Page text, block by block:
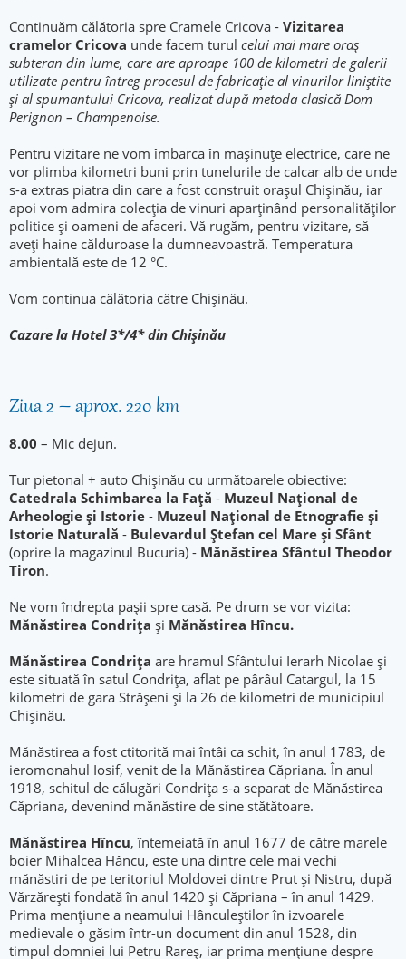
Continuăm călătoria spre Cramele Cricova - Vizitarea
cramelor Cricova unde facem turul celui mai mare oraș
subteran din lume, care are aproape 100 de kilometri de galerii
utilizate pentru întreg procesul de fabricație al vinurilor liniștite
și al spumantului Cricova, realizat după metoda clasică Dom
Perignon – Champenoise.
Pentru vizitare ne vom îmbarca în mașinuțe electrice, care ne
vor plimba kilometri buni prin tunelurile de calcar alb de unde
s-a extras piatra din care a fost construit orașul Chișinău, iar
apoi vom admira colecția de vinuri aparținând personalităților
politice și oameni de afaceri. Vă rugăm, pentru vizitare, să
aveți haine călduroase la dumneavoastră. Temperatura
ambientală este de 12 °C.
Vom continua călătoria către Chișinău.
Cazare la Hotel 3*/4* din Chișinău
Ziua 2 – aprox. 220 km
8.00 – Mic dejun.
Tur pietonal + auto Chișinău cu următoarele obiective:
Catedrala Schimbarea la Față - Muzeul Național de
Arheologie și Istorie - Muzeul Național de Etnografie și
Istorie Naturală - Bulevardul Ștefan cel Mare și Sfânt
(oprire la magazinul Bucuria) - Mănăstirea Sfântul Theodor
Tiron.
Ne vom îndrepta pașii spre casă. Pe drum se vor vizita:
Mănăstirea Condrița și Mănăstirea Hîncu.
Mănăstirea Condrița are hramul Sfântului Ierarh Nicolae și
este situată în satul Condrița, aflat pe pârâul Catargul, la 15
kilometri de gara Strășeni și la 26 de kilometri de municipiul
Chișinău.
Mănăstirea a fost ctitorită mai întâi ca schit, în anul 1783, de
ieromonahul Iosif, venit de la Mănăstirea Căpriana. În anul
1918, schitul de călugări Condrița s-a separat de Mănăstirea
Căpriana, devenind mănăstire de sine stătătoare.
Mănăstirea Hîncu, întemeiată în anul 1677 de către marele
boier Mihalcea Hâncu, este una dintre cele mai vechi
mănăstiri de pe teritoriul Moldovei dintre Prut și Nistru, după
Vărzărești fondată în anul 1420 și Căpriana – în anul 1429.
Prima mențiune a neamului Hânculeștilor în izvoarele
medievale o găsim într-un document din anul 1528, din
timpul domniei lui Petru Rareș, iar prima mențiune despre